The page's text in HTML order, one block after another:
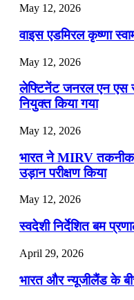
May 12, 2026
वाइस एडमिरल कृष्णा
May 12, 2026
लेफ्टिनेंट जनरल एन एस
नियुक्त किया गया
May 12, 2026
भारत ने MIRV तकनीक
उड़ान परीक्षण किया
May 12, 2026
स्वदेशी निर्देशित बम
April 29, 2026
भारत और न्यूजीलैंड के